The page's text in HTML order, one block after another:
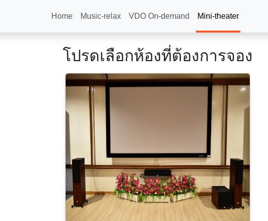
Home Music-relax VDO On-demand Mini-theater
โปรดเลือกห้องที่ต้องการจอง